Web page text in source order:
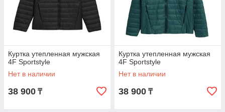
Куртка утепленная мужская
4F Sportstyle
Нет в наличии
38 900 ₸
Куртка утепленная мужская
4F Sportstyle
Нет в наличии
38 900 ₸